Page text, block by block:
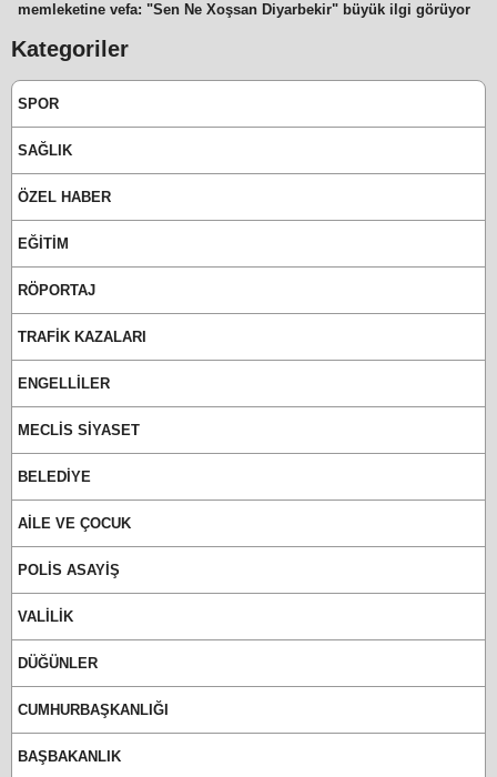
memleketine vefa: "Sen Ne Xoşsan Diyarbekir" büyük ilgi görüyor
Kategoriler
SPOR
SAĞLIK
ÖZEL HABER
EĞİTİM
RÖPORTAJ
TRAFİK KAZALARI
ENGELLİLER
MECLİS SİYASET
BELEDİYE
AİLE VE ÇOCUK
POLİS ASAYİŞ
VALİLİK
DÜĞÜNLER
CUMHURBAŞKANLIĞI
BAŞBAKANLIK